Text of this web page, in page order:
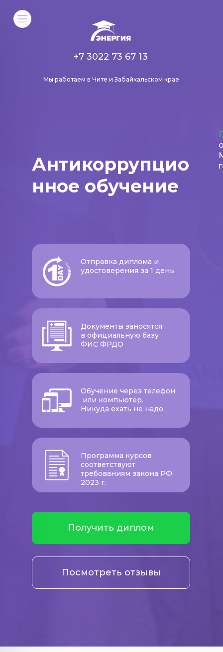
Мы работаем в Чите и Забайкальском крае
+7 3022 73 67 13
Антикоррупцио
нное обучение
Получить диплом
Отправка диплома и
удостоверения за 1 день
Документы заносятся
в официальную базу
ФИС ФРДО
Обучение через телефон
или компьютер.
Никуда ехать не надо
Программа курсов
соответствуют
требованиям закона РФ
2023 г.
Посмотреть отзывы